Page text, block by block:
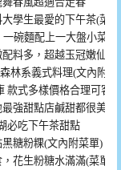
學生最愛的下午茶(菜
碗麵配上一大盤小菜
料多，超越玉冠嫩仙草
林系義式料理(文內附菜
款式多樣價格合理可客
強甜點店鹹甜都很美味
必吃下午茶甜點
糖粉粿(文內附菜單)
花生粉糖水滿滿(菜單)